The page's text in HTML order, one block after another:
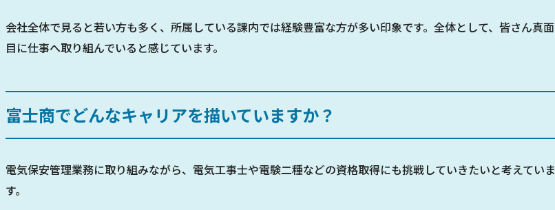
会社全体で見ると若い方も多く、所属している課内では経験豊富な方が多い印象です。全体として、皆さん真面
目に仕事へ取り組んでいると感じています。
富士商でどんなキャリアを描いていますか？
電気保安管理業務に取り組みながら、電気工事士や電験二種などの資格取得にも挑戦していきたいと考えていま
す。